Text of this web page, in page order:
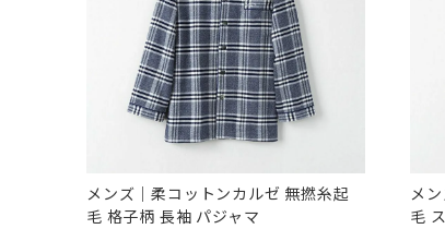
メンズ｜柔コットンカルゼ 無撚糸起
毛 格子柄 長袖 パジャマ
メ
毛